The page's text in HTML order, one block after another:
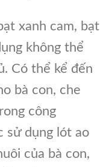
xanh cam, bạt
không thể
Có thể kể đến
bà con, che
công
sử dụng lót ao
của bà con,